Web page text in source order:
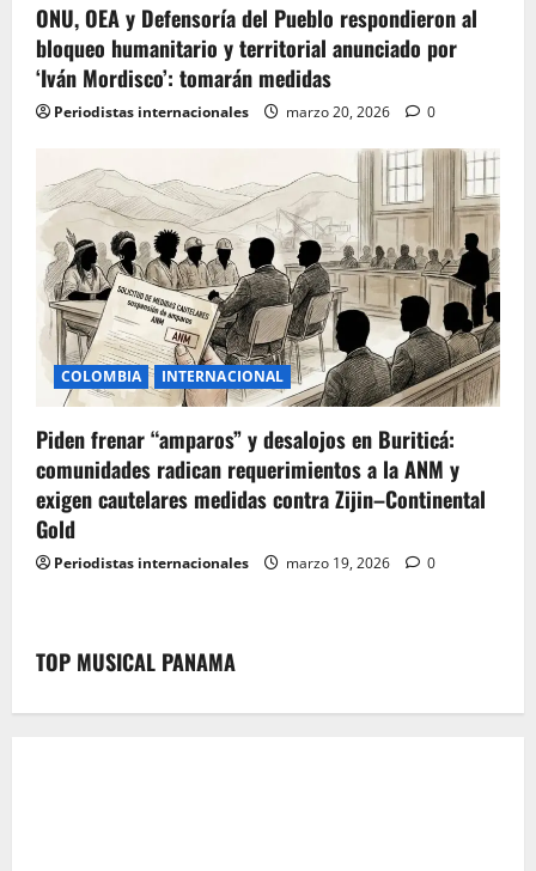
ONU, OEA y Defensoría del Pueblo respondieron al
bloqueo humanitario y territorial anunciado por
‘Iván Mordisco’: tomarán medidas
Periodistas internacionales marzo 20, 2026 0
COLOMBIA INTERNACIONAL
Piden frenar “amparos” y desalojos en Buriticá:
comunidades radican requerimientos a la ANM y
exigen cautelares medidas contra Zijin–Continental
Gold
Periodistas internacionales marzo 19, 2026 0
TOP MUSICAL PANAMA